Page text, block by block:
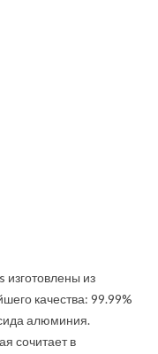
из
качества: 99.99%
алюминия.
сочитает в